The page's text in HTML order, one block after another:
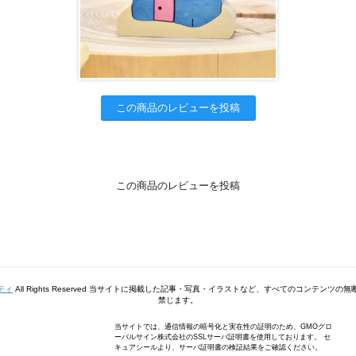
この商品のレビューを投稿
この商品のレビューを投稿
ィ All Rights Reserved 当サイトに掲載した記事・写真・イラストなど、すべてのコンテンツの無
禁じます。
当サイトでは、通信情報の暗号化と実在性の証明のため、GMOグロ
ーバルサイン株式会社のSSLサーバ証明書を使用しております。 セ
キュアシールより、サーバ証明書の検証結果をご確認ください。